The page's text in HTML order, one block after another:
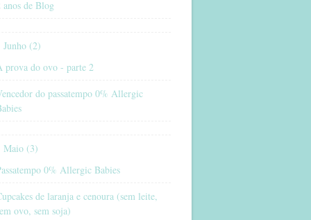
anos de Blog
Junho (2)
prova do ovo - parte 2
do passatempo 0% Allergic
Maio (3)
0% Allergic Babies
de laranja e cenoura (sem leite,
ovo, sem soja)